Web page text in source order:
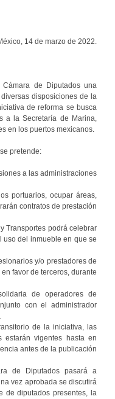
14 de marzo de 2022.
de Diputados una
disposiciones de la
de reforma se busca
a la Secretaría de Marina,
en los puertos mexicanos.
pretende:
a las administraciones
portuarios, ocupar áreas,
contratos de prestación
Transportes podrá celebrar
uso del inmueble en que se
y/o prestadores de
favor de terceros, durante
de operadores de
con el administrador
de la iniciativa, las
estarán vigentes hasta en
antes de la publicación
de Diputados pasará a
vez aprobada se discutirá
de diputados presentes, la